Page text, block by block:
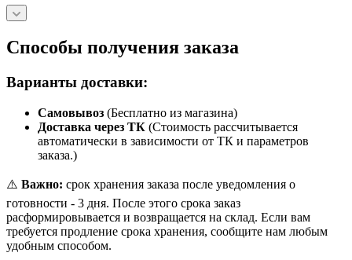
Способы получения заказа
Варианты доставки:
Самовывоз (Бесплатно из магазина)
Доставка через ТК (Стоимость рассчитывается
автоматически в зависимости от ТК и параметров
заказа.)
⚠️ Важно: срок хранения заказа после уведомления о
готовности - 3 дня. После этого срока заказ
расформировывается и возвращается на склад. Если вам
требуется продление срока хранения, сообщите нам любым
удобным способом.